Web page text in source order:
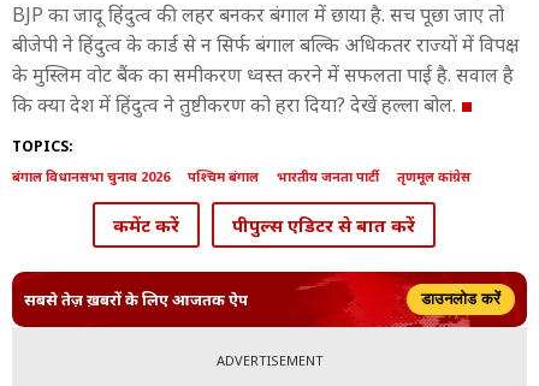
BJP का जादू हिंदुत्व की लहर बनकर बंगाल में छाया है. सच पूछा जाए तो
बीजेपी ने हिंदुत्व के कार्ड से न सिर्फ बंगाल बल्कि अधिकतर राज्यों में विपक्ष
के मुस्लिम वोट बैंक का समीकरण ध्वस्त करने में सफलता पाई है. सवाल है
कि क्या देश में हिंदुत्व ने तुष्टीकरण को हरा दिया? देखें हल्ला बोल.
TOPICS:
बंगाल विधानसभा चुनाव 2026 पश्चिम बंगाल भारतीय जनता पार्टी तृणमूल कांग्रेस
कमेंट करें पीपुल्स एडिटर से बात करें
सबसे तेज़ ख़बरों के लिए आजतक ऐप डाउनलोड करें
ADVERTISEMENT